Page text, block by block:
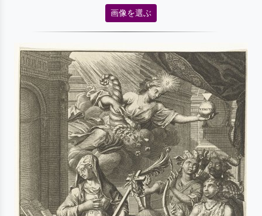
画像を選ぶ